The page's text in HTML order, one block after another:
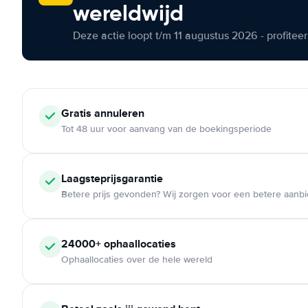
wereldwijd
Deze actie loopt t/m 11 augustus 2026 -
Gratis annuleren
Tot 48 uur voor aanvang van de boekingsperiode
Laagsteprijsgarantie
Betere prijs gevonden? Wij zorgen voor een betere
24000+ ophaallocaties
Ophaallocaties over de hele wereld